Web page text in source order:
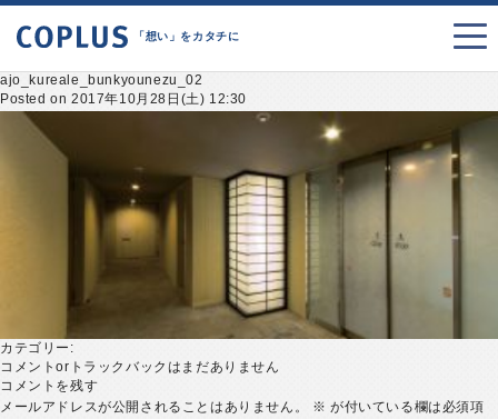
「想い」をカタチに
ajo_kureale_bunkyounezu_02
Posted on 2017年10月28日(土) 12:30
カテゴリー:
コメントorトラックバックはまだありません
コメントを残す
メールアドレスが公開されることはありません。
※ が付いている欄は必須項